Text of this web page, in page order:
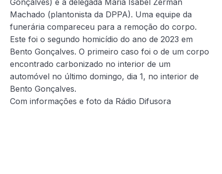
Machado (plantonista da DPPA). Uma equipe da
funerária compareceu para a remoção do corpo.
Este foi o segundo homicídio do ano de 2023 em
Bento Gonçalves. O primeiro caso foi o de um corpo
encontrado carbonizado no interior de um
automóvel no último domingo, dia 1, no interior de
Bento Gonçalves.
Com informações e foto da Rádio Difusora